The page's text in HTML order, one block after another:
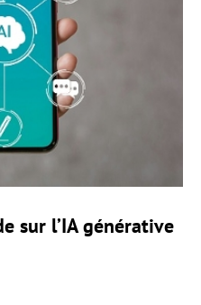
sur l’IA générative